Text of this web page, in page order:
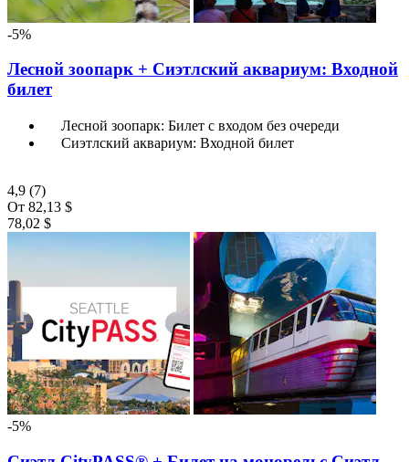
-5%
Лесной зоопарк + Сиэтлский аквариум: Входной
билет
Лесной зоопарк: Билет с входом без очереди
Сиэтлский аквариум: Входной билет
4,9 (7)
От 82,13 $
78,02 $
-5%